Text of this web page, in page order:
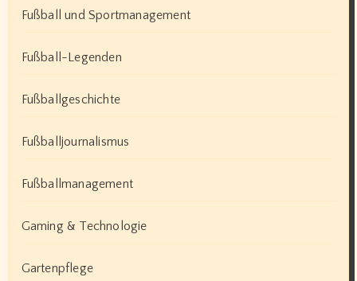
Fußball und Sportmanagement
Fußball-Legenden
Fußballgeschichte
Fußballjournalismus
Fußballmanagement
Gaming & Technologie
Gartenpflege